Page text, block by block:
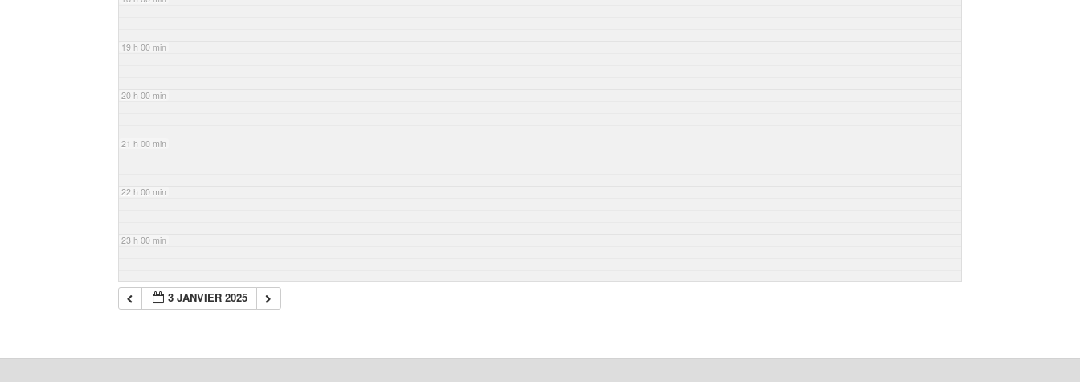
19 h 00 min
20 h 00 min
21 h 00 min
22 h 00 min
23 h 00 min
3 JANVIER 2025